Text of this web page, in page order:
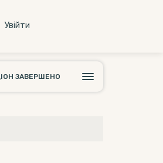
Увiйти
ЗАВЕРШЕНО